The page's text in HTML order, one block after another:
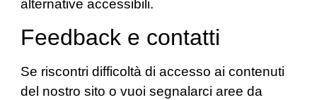
alternative accessibili.
Feedback e contatti
Se riscontri difficoltà di accesso ai contenuti
del nostro sito o vuoi segnalarci aree da